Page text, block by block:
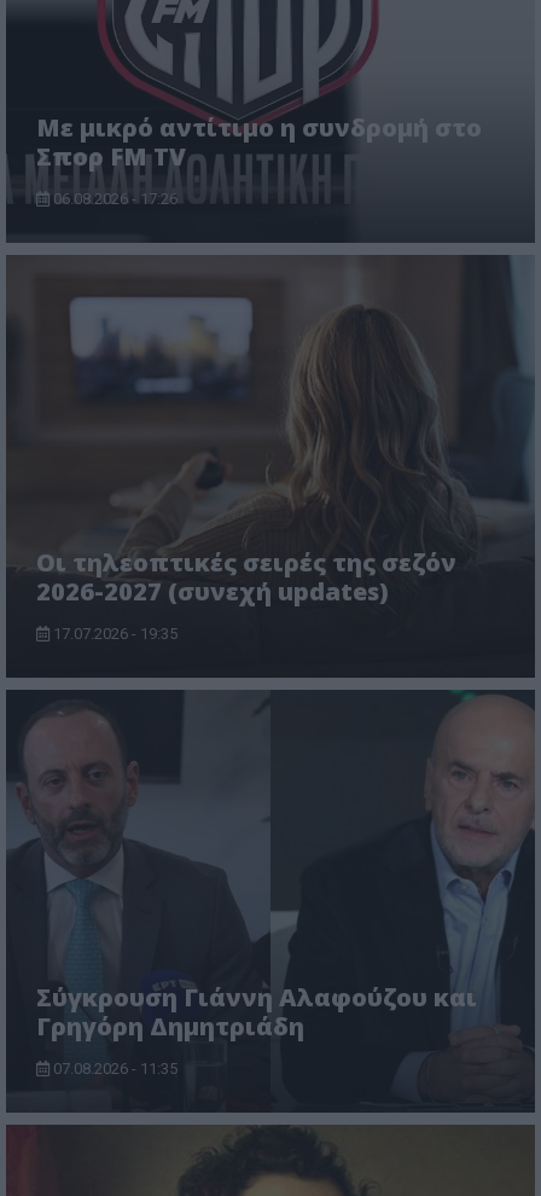
Με μικρό αντίτιμο η συνδρομή στο
Σπορ FM TV
06.08.2026 - 17:26
Οι τηλεοπτικές σειρές της σεζόν
2026-2027 (συνεχή updates)
17.07.2026 - 19:35
Σύγκρουση Γιάννη Αλαφούζου και
Γρηγόρη Δημητριάδη
07.08.2026 - 11:35